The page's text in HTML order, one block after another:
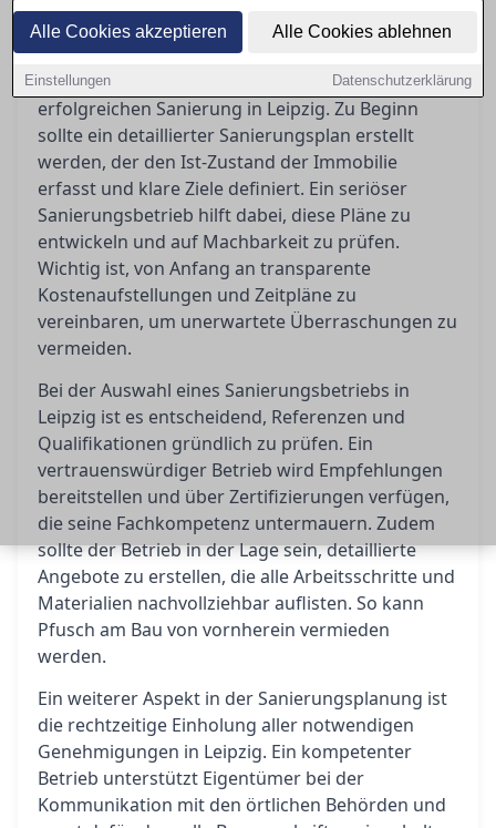
Alle Cookies akzeptieren Alle Cookies ablehnen
Einstellungen Datenschutzerklärung
Sanierungsprojekte erfolgreich und stressfrei zu
gestalten.
Die sorgfältige Planung ist das Fundament jeder
erfolgreichen Sanierung in Leipzig. Zu Beginn
sollte ein detaillierter Sanierungsplan erstellt
werden, der den Ist-Zustand der Immobilie
erfasst und klare Ziele definiert. Ein seriöser
Sanierungsbetrieb hilft dabei, diese Pläne zu
entwickeln und auf Machbarkeit zu prüfen.
Wichtig ist, von Anfang an transparente
Kostenaufstellungen und Zeitpläne zu
vereinbaren, um unerwartete Überraschungen zu
vermeiden.
Bei der Auswahl eines Sanierungsbetriebs in
Leipzig ist es entscheidend, Referenzen und
Qualifikationen gründlich zu prüfen. Ein
vertrauenswürdiger Betrieb wird Empfehlungen
bereitstellen und über Zertifizierungen verfügen,
die seine Fachkompetenz untermauern. Zudem
sollte der Betrieb in der Lage sein, detaillierte
Angebote zu erstellen, die alle Arbeitsschritte und
Materialien nachvollziehbar auflisten. So kann
Pfusch am Bau von vornherein vermieden
werden.
Ein weiterer Aspekt in der Sanierungsplanung ist
die rechtzeitige Einholung aller notwendigen
Genehmigungen in Leipzig. Ein kompetenter
Betrieb unterstützt Eigentümer bei der
Kommunikation mit den örtlichen Behörden und